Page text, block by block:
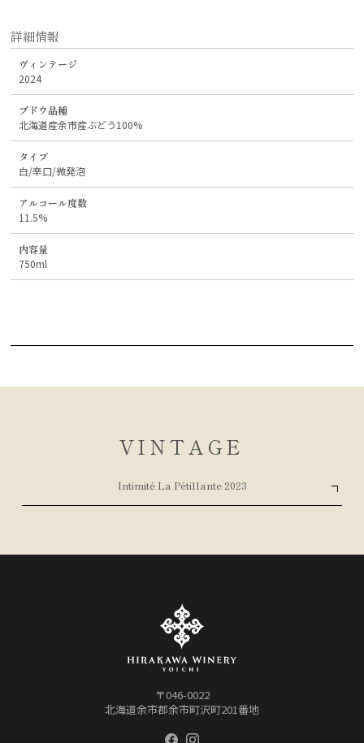
詳細情報
ヴィンテージ
2024
ブドウ品種
北海道産余市産ぶどう100%
タイプ
白/辛口/微発泡
アルコール度数
11.5%
内容量
750ml
VINTAGE
Intimité La Pétillante 2023
〒046-0022
北海道余市郡余市町沢町201番地